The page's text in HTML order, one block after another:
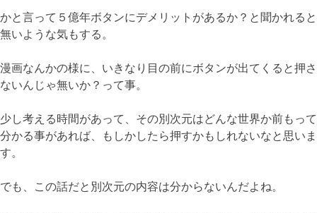
かと言って５億年ボタンにデメリットがあるか？と聞かれると
無いような気もする。
漫画なんかの様に、いきなり目の前にボタンが出てくると押さ
ないんじゃ無いか？って事。
少し考える時間があって、その別次元はどんな世界か前もって
分かる事があれば、もしかしたら押すかもしれないなと思いま
す。
でも、この話だと別次元の内容は分からないんだよね。